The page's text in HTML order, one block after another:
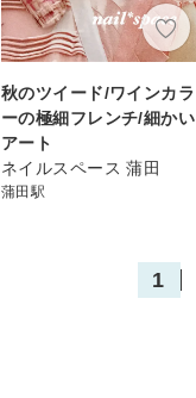
秋のツイード/ワインカラ
ーの極細フレンチ/細かい
アート
ネイルスペース 蒲田
蒲田駅
1